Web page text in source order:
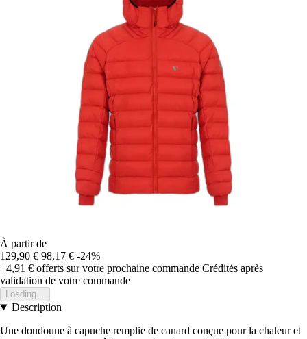
À partir de
129,90 € 98,17 € -24%
+4,91 € offerts sur votre prochaine commande Crédités après
validation de votre commande
Loading...
Description
Une doudoune à capuche remplie de canard conçue pour la chaleur et